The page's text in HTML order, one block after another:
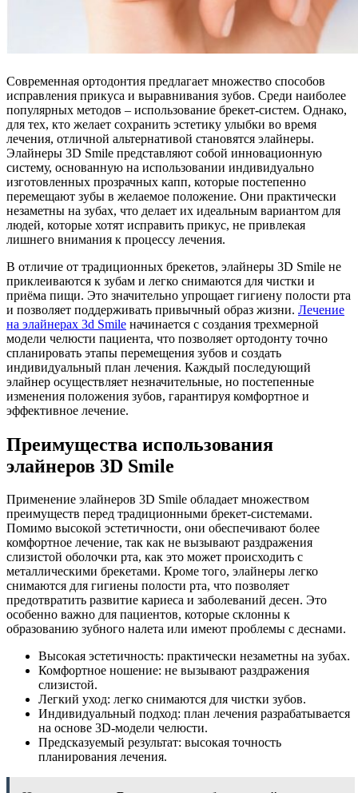
Современная ортодонтия предлагает множество способов
исправления прикуса и выравнивания зубов. Среди наиболее
популярных методов – использование брекет-систем. Однако,
для тех, кто желает сохранить эстетику улыбки во время
лечения, отличной альтернативой становятся элайнеры.
Элайнеры 3D Smile представляют собой инновационную
систему, основанную на использовании индивидуально
изготовленных прозрачных капп, которые постепенно
перемещают зубы в желаемое положение. Они практически
незаметны на зубах, что делает их идеальным вариантом для
людей, которые хотят исправить прикус, не привлекая
лишнего внимания к процессу лечения.
В отличие от традиционных брекетов, элайнеры 3D Smile не
приклеиваются к зубам и легко снимаются для чистки и
приёма пищи. Это значительно упрощает гигиену полости рта
и позволяет поддерживать привычный образ жизни. Лечение
на элайнерах 3d Smile начинается с создания трехмерной
модели челюсти пациента, что позволяет ортодонту точно
спланировать этапы перемещения зубов и создать
индивидуальный план лечения. Каждый последующий
элайнер осуществляет незначительные, но постепенные
изменения положения зубов, гарантируя комфортное и
эффективное лечение.
Преимущества использования
элайнеров 3D Smile
Применение элайнеров 3D Smile обладает множеством
преимуществ перед традиционными брекет-системами.
Помимо высокой эстетичности, они обеспечивают более
комфортное лечение, так как не вызывают раздражения
слизистой оболочки рта, как это может происходить с
металлическими брекетами. Кроме того, элайнеры легко
снимаются для гигиены полости рта, что позволяет
предотвратить развитие кариеса и заболеваний десен. Это
особенно важно для пациентов, которые склонны к
образованию зубного налета или имеют проблемы с деснами.
Высокая эстетичность: практически незаметны на зубах.
Комфортное ношение: не вызывают раздражения
слизистой.
Легкий уход: легко снимаются для чистки зубов.
Индивидуальный подход: план лечения разрабатывается
на основе 3D-модели челюсти.
Предсказуемый результат: высокая точность
планирования лечения.